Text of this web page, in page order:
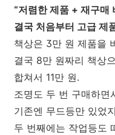
“저렴한 제품 + 재구매
결국 처음부터 고급 제
책상은 3만 원 제품을
결국 8만 원짜리 책상
합쳐서 11만 원.
조명도 두 번 구매하면
기존엔 무드등만 있었
두 번째에는 작업등도